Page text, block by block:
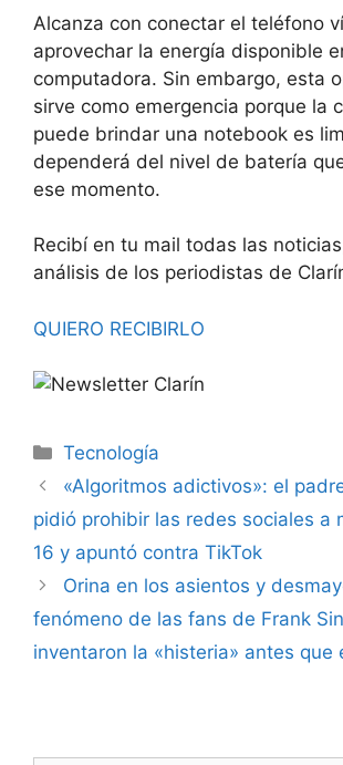
Alcanza con conectar el teléfono
aprovechar la energía disponible
computadora. Sin embargo, esta
sirve como emergencia porque la
puede brindar una notebook es
dependerá del nivel de batería
ese momento.
Recibí en tu mail todas las
análisis de los periodistas de
QUIERO RECIBIRLO
Tecnología
«Algoritmos adictivos»: el
pidió prohibir las redes sociales a
16 y apuntó contra TikTok
Orina en los asientos y
fenómeno de las fans de Frank
inventaron la «histeria» antes que